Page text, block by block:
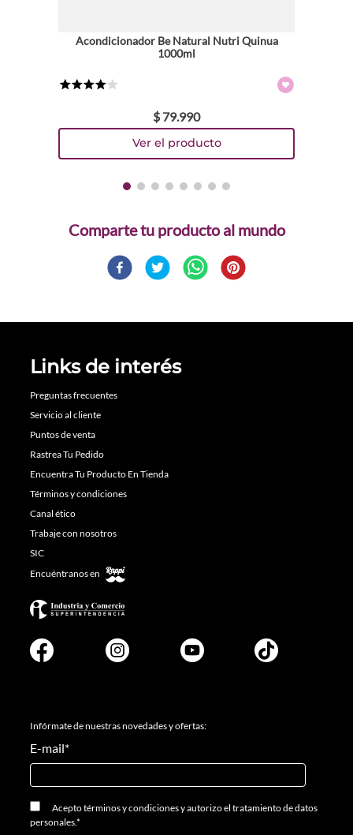
Acondicionador Be Natural Nutri Quinua
1000ml
$ 79.990
Comparte
Links de interés
Preguntas frecuentes
Servicio al cliente
Puntos de venta
Rastrea Tu Pedido
Encuentra Tu Producto En Tienda
Términos y condiciones
Canal ético
Trabaje con nosotros
SIC
Encuéntranos en
Infórmate de nuestras novedades y ofertas:
E-mail*
Aceptotérminos y condicionesyautorizo el tratamiento de datos
personales.*